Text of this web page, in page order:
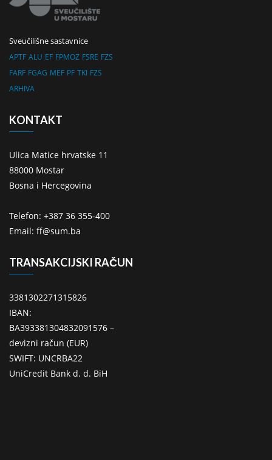
Sveučilišne sastavnice
APTF ALU EF FPMOZ FSRE FZS
FARF FGAG MEF PF TKI FZS
ARHIVA
KONTAKT
Ulica Matice hrvatske 11
88000 Mostar
Bosna i Hercegovina
Telefon: +387 36 355-400
Email: ff@sum.ba
TRANSAKCIJSKI RAČUN
3381302271315826
IBAN:
BA393381304832091576 –
devizni račun (EUR)
SWIFT: UNCRBA22
UniCredit Bank d. d. BiH